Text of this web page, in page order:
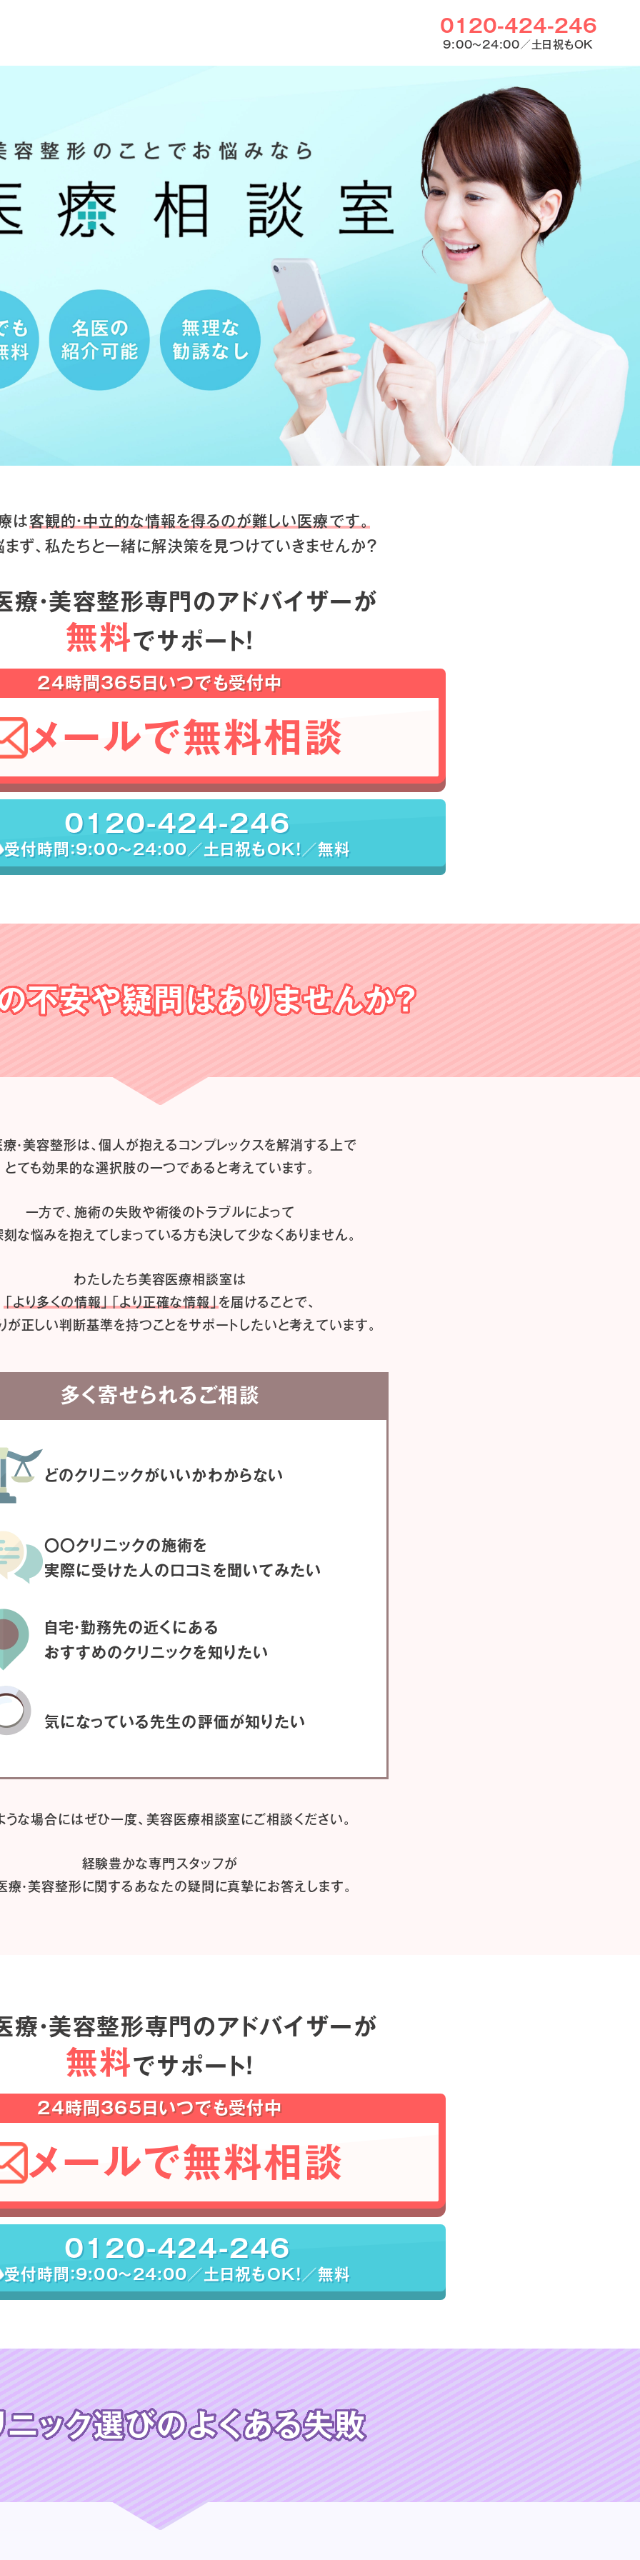
0120-424-246
9:00〜24:00／土日祝もOK
は客観的・中立的な情報を得るのが難しい医療です。
ず、私たちと一緒に解決策を見つけていきませんか？
療・美容整形専門のアドバイザーが
無料でサポート！
24時間365日いつでも受付中
メールで無料相談
0120-424-246
受付時間：9:00〜24:00／土日祝もOK！／無料
不安や疑問はありませんか？
・美容整形は、個人が抱えるコンプレックスを解消する上で
とても効果的な選択肢の一つであると考えています。
一方で、施術の失敗や術後のトラブルによって
な悩みを抱えてしまっている方も決して少なくありません。
わたしたち美容医療相談室は
「より多くの情報」「より正確な情報」を届けることで、
が正しい判断基準を持つことをサポートしたいと考えています。
多く寄せられるご相談
どのクリニックがいいかわからない
〇〇クリニックの施術を
実際に受けた人の口コミを聞いてみたい
自宅・勤務先の近くにある
おすすめのクリニックを知りたい
気になっている先生の評価が知りたい
うな場合にはぜひ一度、美容医療相談室にご相談ください。
経験豊かな専門スタッフが
療・美容整形に関するあなたの疑問に真摯にお答えします。
療・美容整形専門のアドバイザーが
無料でサポート！
24時間365日いつでも受付中
メールで無料相談
0120-424-246
受付時間：9:00〜24:00／土日祝もOK！／無料
ニック選びのよくある失敗